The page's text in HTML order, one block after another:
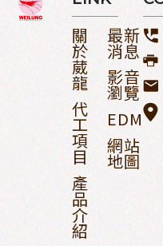
關
於
葳
龍
代
工
項
目
產
品
介
紹
最新
消息
影音
瀏覽
EDM
網站
地圖